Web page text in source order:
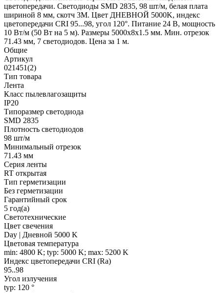
цветопередачи. Светодиоды SMD 2835, 98 шт/м, белая плата
шириной 8 мм, скотч 3М. Цвет ДНЕВНОЙ 5000K, индекс
цветопередачи CRI 95...98, угол 120°. Питание 24 В, мощность
10 Вт/м (50 Вт на 5 м). Размеры 5000х8х1.5 мм. Мин. отрезок
71.43 мм, 7 светодиодов. Цена за 1 м.
Общие
Артикул
021451(2)
Тип товара
Лента
Класс пылевлагозащиты
IP20
Типоразмер светодиода
SMD 2835
Плотность светодиодов
98 шт/м
Минимальный отрезок
71.43 мм
Серия ленты
RT открытая
Тип герметизации
Без герметизации
Гарантийный срок
5 год(а)
Светотехнические
Цвет свечения
Day | Дневной 5000 K
Цветовая температура
min: 4800 K; typ: 5000 K; max: 5200 K
Индекс цветопередачи CRI (Ra)
95..98
Угол излучения
typ: 120 °